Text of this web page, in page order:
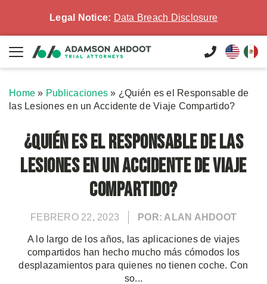
Legal Notice: Data Breach Disclosure
Home » Publicaciones » ¿Quién es el Responsable de
las Lesiones en un Accidente de Viaje Compartido?
¿Quién es el Responsable de las
Lesiones en un Accidente de Viaje
Compartido?
FEBRERO 22, 2023 POR: ALAN AHDOOT
A lo largo de los años, las aplicaciones de viajes
compartidos han hecho mucho más cómodos los
desplazamientos para quienes no tienen coche. Con
so...